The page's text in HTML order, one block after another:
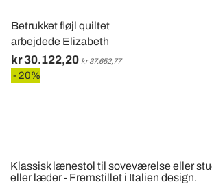
Betrukket fløjl quiltet
arbejdede Elizabeth
kr 30.122,20 kr 37.652,77
- 20%
Klassisk lænestol til soveværelse eller
eller læder - Fremstillet i Italien design.